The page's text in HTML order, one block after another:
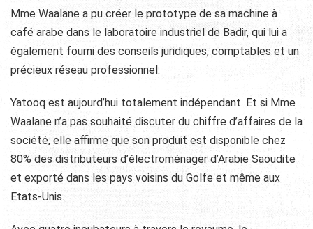
Mme Waalane a pu créer le prototype de sa machine à
café arabe dans le laboratoire industriel de Badir, qui lui a
également fourni des conseils juridiques, comptables et un
précieux réseau professionnel.
Yatooq est aujourd’hui totalement indépendant. Et si Mme
Waalane n’a pas souhaité discuter du chiffre d’affaires de la
société, elle affirme que son produit est disponible chez
80% des distributeurs d’électroménager d’Arabie Saoudite
et exporté dans les pays voisins du Golfe et même aux
Etats-Unis.